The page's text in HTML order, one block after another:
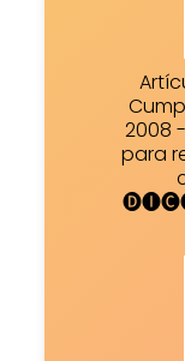
2008
para